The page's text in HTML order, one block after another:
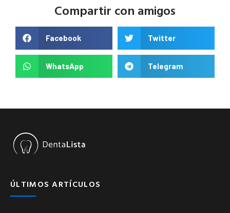
Compartir con amigos
Facebook Twitter
WhatsApp Telegram
ÚLTIMOS ARTÍCULOS